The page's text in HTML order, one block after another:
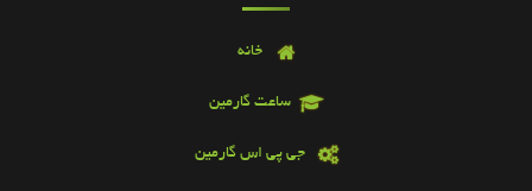
خانه
ساعت گارمین
جی پی اس گارمین